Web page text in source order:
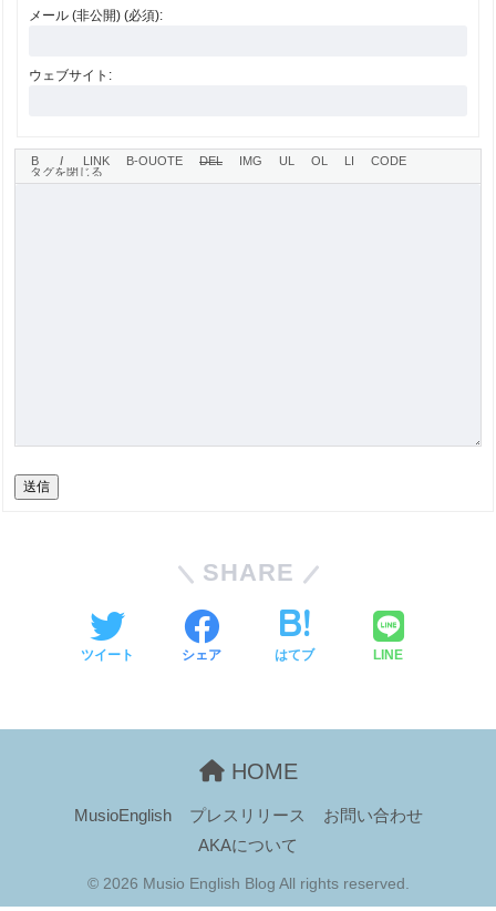
メール (非公開) (必須):
ウェブサイト:
送信
SHARE
ツイート シェア はてブ LINE
HOME
MusioEnglish プレスリリース
お問い合わせ
AKAについて
© 2026 Musio English Blog All rights reserved.